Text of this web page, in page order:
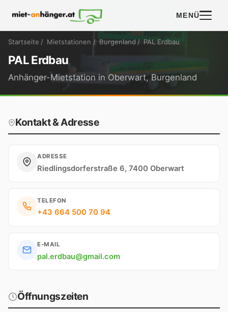
MENÜ
Startseite / Mietstationen / Burgenland / PAL Erdbau
PAL Erdbau
Anhänger-Mietstation in Oberwart, Burgenland
Kontakt & Adresse
ADRESSE
Riedlingsdorferstraße 6, 7400 Oberwart
TELEFON
+43 664 500 70 94
E-MAIL
pal.erdbau@gmail.com
Öffnungszeiten